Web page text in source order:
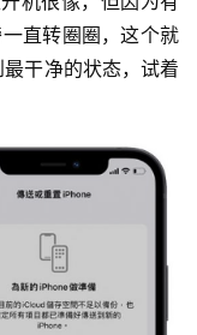
直转圈圈，这个就
干净的状态，试着